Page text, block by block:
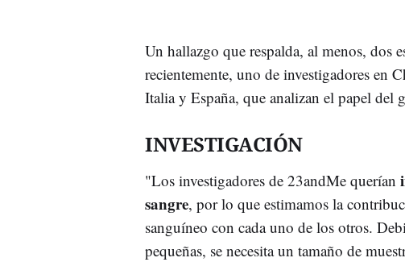
Un hallazgo que respalda, al menos, dos
recientemente, uno de investigadores en
Italia y España, que analizan el papel
INVESTIGACIÓN
"Los investigadores de 23andMe querían
sangre, por lo que estimamos la
sanguíneo con cada uno de los otros.
pequeñas, se necesita un tamaño de